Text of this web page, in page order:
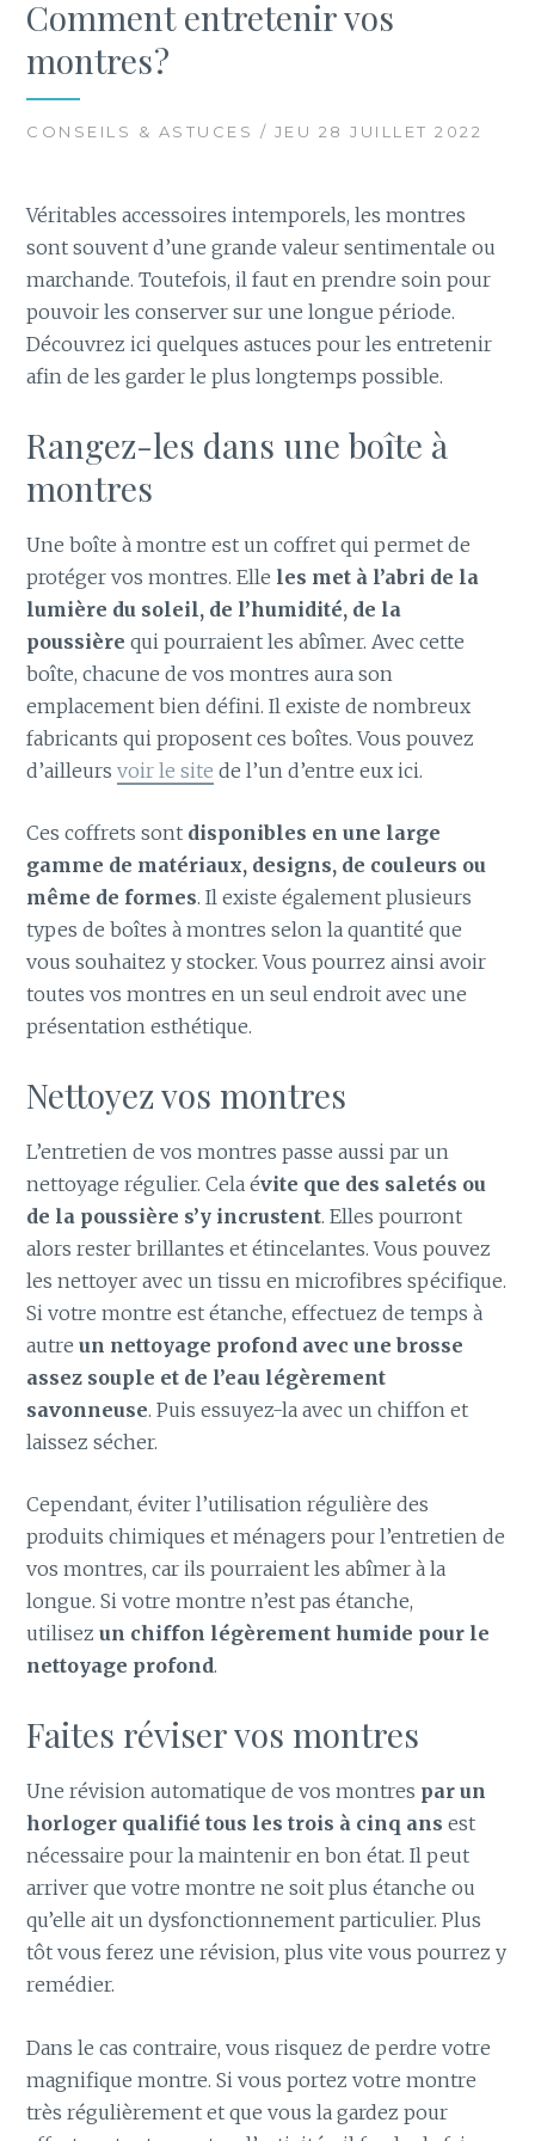
Comment entretenir vos
montres ?
CONSEILS & ASTUCES / JEU 28 JUILLET 2022
Véritables accessoires intemporels, les montres
sont souvent d’une grande valeur sentimentale ou
marchande. Toutefois, il faut en prendre soin pour
pouvoir les conserver sur une longue période.
Découvrez ici quelques astuces pour les entretenir
afin de les garder le plus longtemps possible.
Rangez-les dans une boîte à
montres
Une boîte à montre est un coffret qui permet de
protéger vos montres. Elle les met à l’abri de la
lumière du soleil, de l’humidité, de la
poussière qui pourraient les abîmer. Avec cette
boîte, chacune de vos montres aura son
emplacement bien défini. Il existe de nombreux
fabricants qui proposent ces boîtes. Vous pouvez
d’ailleursvoir le site de l’un d’entre eux ici.
Ces coffrets sont disponibles en une large
gamme de matériaux, designs, de couleurs ou
même de formes. Il existe également plusieurs
types de boîtes à montres selon la quantité que
vous souhaitez y stocker. Vous pourrez ainsi avoir
toutes vos montres en un seul endroit avec une
présentation esthétique.
Nettoyez vos montres
L’entretien de vos montres passe aussi par un
nettoyage régulier. Cela évite que des saletés ou
de la poussière s’y incrustent. Elles pourront
alors rester brillantes et étincelantes. Vous pouvez
les nettoyer avec un tissu en microfibres spécifique.
Si votre montre est étanche, effectuez de temps à
autreun nettoyage profond avec une brosse
assez souple et de l’eau légèrement
savonneuse. Puis essuyez-la avec un chiffon et
laissez sécher.
Cependant, éviter l’utilisation régulière des
produits chimiques et ménagers pour l’entretien de
vos montres, car ils pourraient les abîmer à la
longue. Si votre montre n’est pas étanche,
utilisezun chiffon légèrement humide pour le
nettoyage profond.
Faites réviser vos montres
Une révision automatique de vos montres par un
horloger qualifié tous les trois à cinq ans est
nécessaire pour la maintenir en bon état. Il peut
arriver que votre montre ne soit plus étanche ou
qu’elle ait un dysfonctionnement particulier. Plus
tôt vous ferez une révision, plus vite vous pourrez y
remédier.
Dans le cas contraire, vous risquez de perdre votre
magnifique montre. Si vous portez votre montre
très régulièrement et que vous la gardez pour